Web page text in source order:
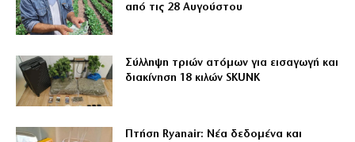
από τις 28 Αυγούστου
Σύλληψη τριών ατόμων για εισαγωγή και
διακίνηση 18 κιλών SKUNK
Πτήση Ryanair: Νέα δεδομένα και